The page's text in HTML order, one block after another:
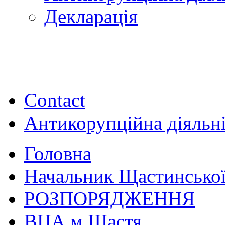
Декларація
Contact
Антикорупційна
Головна
Начальник
РОЗПОРЯДЖЕННЯ